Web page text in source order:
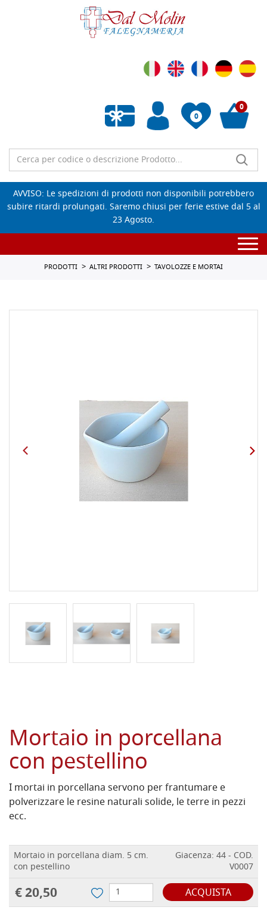
0
Wishlist vuota
0
AVVISO: Le spedizioni di prodotti non disponibili potrebbero
subire ritardi prolungati. Saremo chiusi per ferie estive dal 5 al
23 Agosto.
PRODOTTI ALTRI PRODOTTI TAVOLOZZE E MORTAI
Mortaio in porcellana
con pestellino
I mortai in porcellana servono per frantumare e
polverizzare le resine naturali solide, le terre in pezzi
ecc.
Mortaio in porcellana diam. 5 cm.
con pestellino
Giacenza: 44 - COD.
V0007
€ 20,50 ACQUISTA